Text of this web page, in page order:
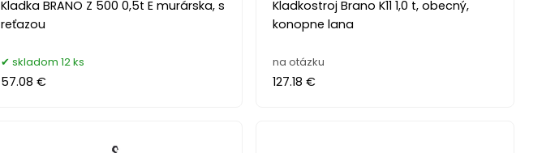
Kladka BRANO Z 500 0,5t E murárska, s
reťazou
skladom 12 ks
57.08 €
Kladkostroj Brano K11 1,0 t, obecný,
konopne lana
na otázku
127.18 €